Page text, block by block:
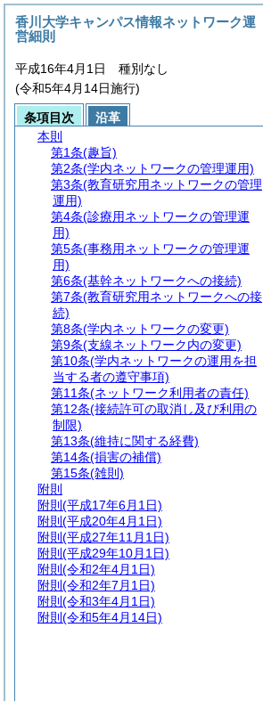
香川大学キャンパス情報ネットワーク運
営細則
平成16年4月1日 種別なし
(令和5年4月14日施行)
条項目次
沿革
本則
第1条(趣旨)
第2条(学内ネットワークの管理運用)
第3条(教育研究用ネットワークの管理
運用)
第4条(診療用ネットワークの管理運
用)
第5条(事務用ネットワークの管理運
用)
第6条(基幹ネットワークへの接続)
第7条(教育研究用ネットワークへの接
続)
第8条(学内ネットワークの変更)
第9条(支線ネットワーク内の変更)
第10条(学内ネットワークの運用を担
当する者の遵守事項)
第11条(ネットワーク利用者の責任)
第12条(接続許可の取消し及び利用の
制限)
第13条(維持に関する経費)
第14条(損害の補償)
第15条(雑則)
附則
附則 (平成17年6月1日)
附則 (平成20年4月1日)
附則 (平成27年11月1日)
附則 (平成29年10月1日)
附則 (令和2年4月1日)
附則 (令和2年7月1日)
附則 (令和3年4月1日)
附則 (令和5年4月14日)